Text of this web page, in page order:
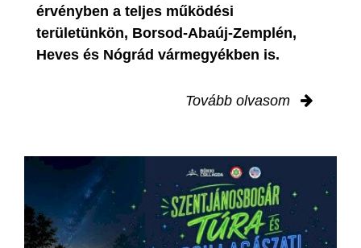
érvényben a teljes működési
területünkön, Borsod-Abaúj-Zemplén,
Heves és Nógrád vármegyékben is.
Tovább olvasom